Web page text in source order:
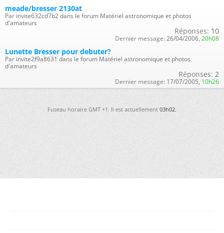
meade/bresser 2130at
Par invite632cd7b2 dans le forum Matériel astronomique et photos
d'amateurs
Réponses: 10
Dernier message: 26/04/2006, 20h08
Lunette Bresser pour debuter?
Par invite2f9a8631 dans le forum Matériel astronomique et photos
d'amateurs
Réponses: 2
Dernier message: 17/07/2005, 10h26
Fuseau horaire GMT +1. Il est actuellement03h02.